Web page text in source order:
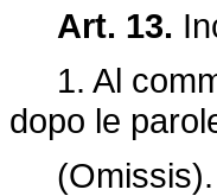
Art. 13.
1. Al
dopo le
(Omissis).